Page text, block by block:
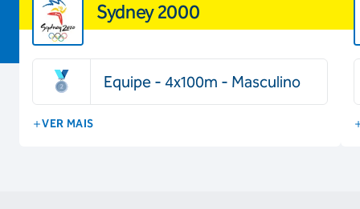
Sydney 2000
Equipe - 4x100m - Masculino
VER MAIS